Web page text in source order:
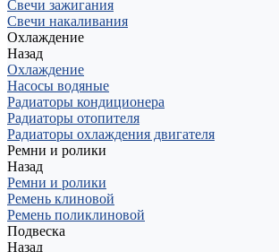
Свечи зажигания
Свечи накаливания
Охлаждение
Назад
Охлаждение
Насосы водяные
Радиаторы кондиционера
Радиаторы отопителя
Радиаторы охлаждения двигателя
Ремни и ролики
Назад
Ремни и ролики
Ремень клиновой
Ремень поликлиновой
Подвеска
Назад